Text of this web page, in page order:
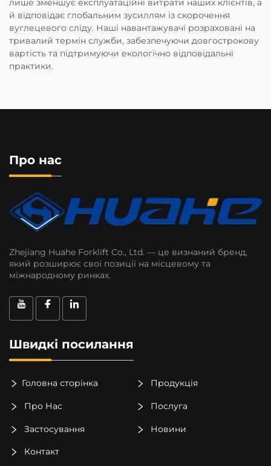
лише зменшує експлуатаційні витрати наших клієнтів, а
й відповідає глобальним зусиллям із скорочення
вуглецевого сліду. Наші навантажувачі розраховані на
тривалий термін служби, забезпечуючи довгострокову
вартість та підтримуючи екологічно відповідальні
практики.
Про нас
Zhejiang Huahe Forklift Co., Ltd. — це визнаний бренд,
який розширює свої позиції на місцевому та
міжнародному ринках.
Швидкі посилання
Головна сторінка Продукція
Про Нас Послуга
Застосування Новини
Контакт